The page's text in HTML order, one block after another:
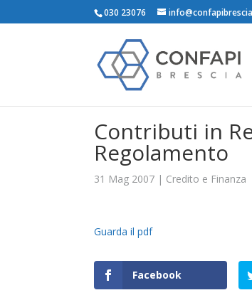
030 23076
Contributi in
Regolamento
31 Mag 2007 | Credito e Finanza
Guarda il pdf
Facebook